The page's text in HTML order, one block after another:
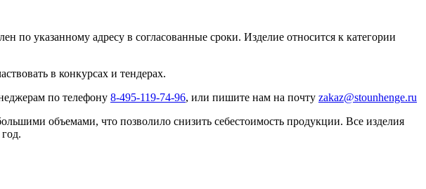
по указанному адресу в согласованные сроки. Изделие относится к категории
в конкурсах и тендерах.
по телефону 8-495-119-74-96, или пишите нам на почту zakaz@stounhenge.ru
объемами, что позволило снизить себестоимость продукции. Все изделия